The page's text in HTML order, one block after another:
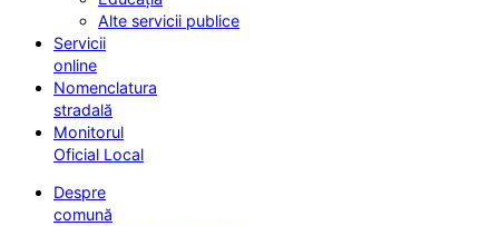
Alte servicii publice
Servicii
online
Nomenclatura
stradală
Monitorul
Oficial Local
Despre
comună